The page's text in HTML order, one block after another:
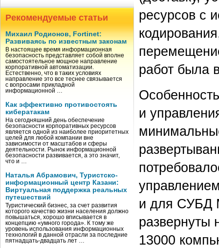
Рекомендуемые статьи
Михаил Родионов, Fortinet:
Развиваясь по известным законам
В настоящее время информационная
безопасность представляет собой вполне
самостоятельное мощное направление
корпоративной автоматизации.
Естественно, что в таких условиях
направление это все теснее связывается
с вопросами прикладной
информационной …
Как эффективно противостоять
кибератакам
На сегодняшний день обеспечение
безопасности корпоративных ресурсов
является одной из наиболее приоритетных
целей для любой компании вне
зависимости от масштабов и сферы
деятельности. Рынок информационной
безопасности развивается, а это значит,
что и …
Наталья Абрамович, Туристско-
информационный центр Казани:
Виртуальная поддержка реальных
путешествий
Туристический бизнес, за счет развития
которого качество жизни населения должно
повышаться, хорошо вписывается в
концепцию «умного города». К тому же
уровень использования информационных
технологий в данной отрасли за последние
пятнадцать-двадцать лет …
ресурсов с
работ была
и
и для СУБД
развернуты
13000